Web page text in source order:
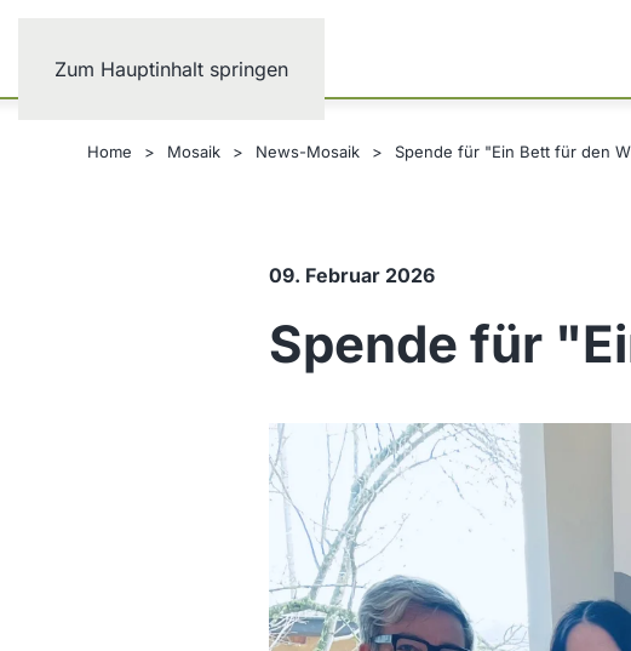
Zum Hauptinhalt springen
Home Mosaik News-Mosaik Spende für "Ein Bett für den
09. Februar 2026
Spende für